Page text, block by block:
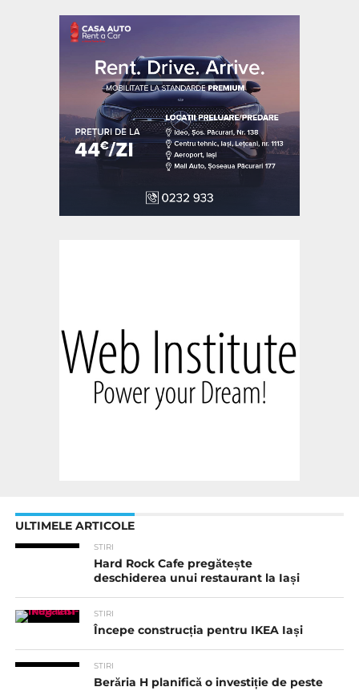
ULTIMELE ARTICOLE
STIRI
Hard Rock Cafe pregătește
deschiderea unui restaurant la Iași
STIRI
Începe construcția pentru IKEA Iași
STIRI
Berăria H planifică o investiție de peste